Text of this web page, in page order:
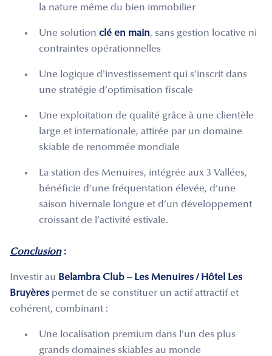
la nature même du bien immobilier
Une solution clé en main, sans gestion locative ni
contraintes opérationnelles
Une logique d'investissement qui s’inscrit dans
une stratégie d’optimisation fiscale
Une exploitation de qualité grâce à une clientèle
large et internationale, attirée par un domaine
skiable de renommée mondiale
La station des Menuires, intégrée aux 3 Vallées,
bénéficie d’une fréquentation élevée, d’une
saison hivernale longue et d’un développement
croissant de l’activité estivale.
Conclusion:
Investir au Belambra Club – Les Menuires / Hôtel Les
Bruyères permet de se constituer un actif attractif et
cohérent, combinant :
Une localisation premium dans l’un des plus
grands domaines skiables au monde